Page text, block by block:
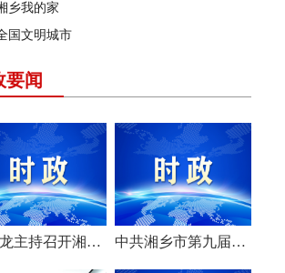
乡我的家
国文明城市
要闻
谭何龙主持召开湘乡市第九届市委常委会（扩大）会议 中共湘乡市第九届委员会举行第一次全体会议 选举产生新一届市委常委班子